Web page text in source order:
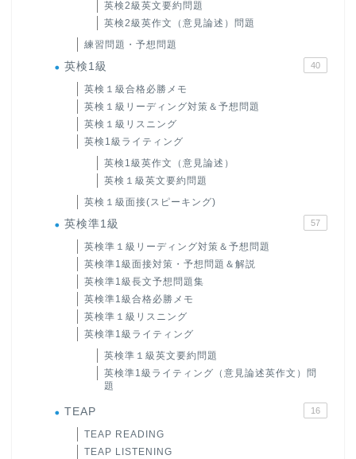
英検2級英文要約問題
英検2級英作文（意見論述）問題
練習問題・予想問題
英検1級 40
英検１級合格必勝メモ
英検１級リーディング対策＆予想問題
英検１級リスニング
英検1級ライティング
英検1級英作文（意見論述）
英検１級英文要約問題
英検１級面接(スピーキング)
英検準1級 57
英検準１級リーディング対策＆予想問題
英検準1級面接対策・予想問題＆解説
英検準1級長文予想問題集
英検準1級合格必勝メモ
英検準１級リスニング
英検準1級ライティング
英検準１級英文要約問題
英検準1級ライティング（意見論述英作文）問
題
TEAP 16
TEAP READING
TEAP LISTENING